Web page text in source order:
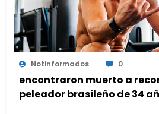
Notinformados 0
encontraron muerto a
peleador brasileño de 34